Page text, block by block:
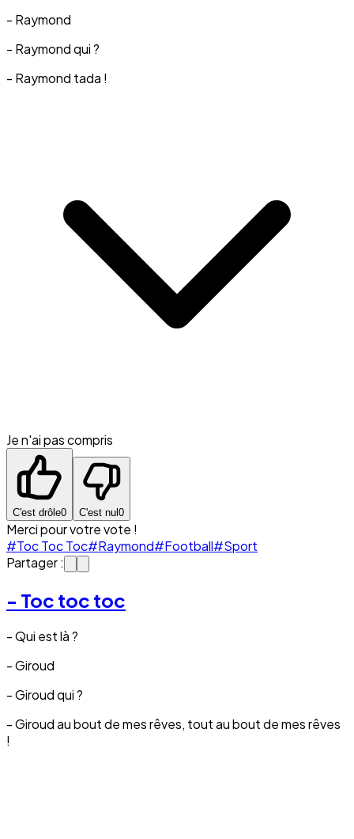
- Raymond
- Raymond qui ?
- Raymond tada !
Je n'ai pas compris
C'est drôle0 C'est nul 0
Merci pour votre vote !
#Toc Toc Toc#Raymond#Football#Sport
Partager :
- Toc toc toc
- Qui est là ?
- Giroud
- Giroud qui ?
- Giroud au bout de mes rêves, tout au bout de mes rêves
!